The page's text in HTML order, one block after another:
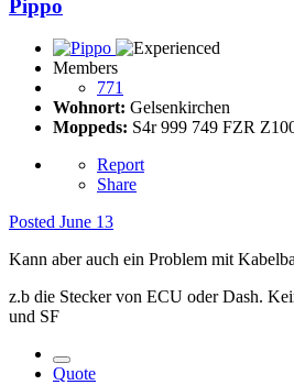
Pippo
Members
771
Wohnort: Gelsenkirchen
Moppeds: S4r 999 749 FZR
Report
Share
Posted June 13
Kann aber auch ein Problem mit
z.b die Stecker von ECU oder Dash.
und SF
Quote